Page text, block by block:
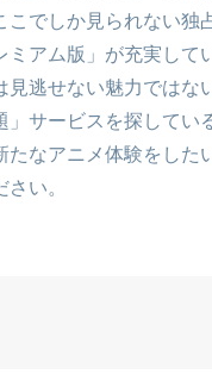
こでしか見られない独
ミアム版」が充実して
見逃せない魅力ではな
」サービスを探してい
たなアニメ体験をした
い。